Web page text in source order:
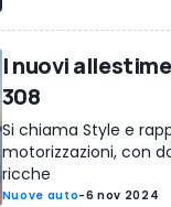
I nuovi
308
Si chiama Style e
motorizzazioni, con
ricche
Nuove auto-6 nov 2024